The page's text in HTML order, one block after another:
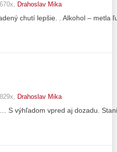
Drahoslav Mika
chutí lepšie. . Alkohol – metla
Drahoslav Mika
S výhľadom vpred aj dozadu.